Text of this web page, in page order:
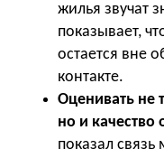
жилья звучат
показывает,
остается вне
контакте.
Оценивать не
но и качество
показал связь